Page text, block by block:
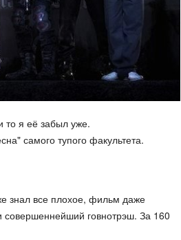
то я её забыл уже.
самого тупого факультета.
знал все плохое, фильм даже
говнотрэш. За 160